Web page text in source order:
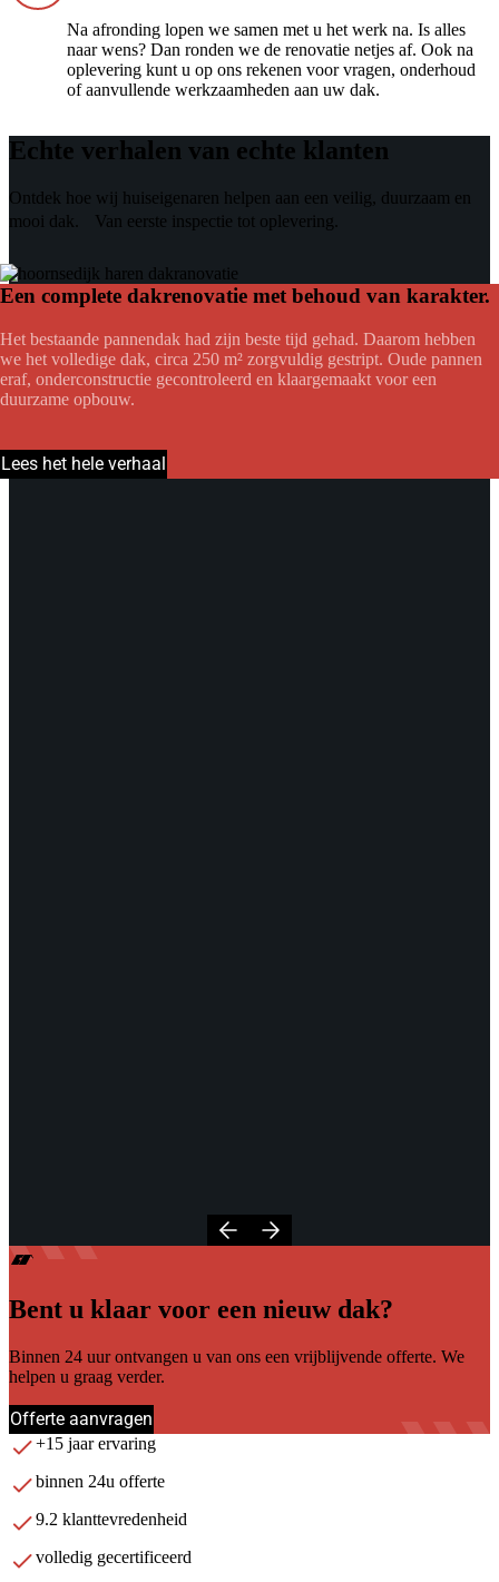
Na afronding lopen we samen met u het werk na. Is alles
naar wens? Dan ronden we de renovatie netjes af. Ook na
oplevering kunt u op ons rekenen voor vragen, onderhoud
of aanvullende werkzaamheden aan uw dak.
Echte verhalen van echte klanten
Ontdek hoe wij huiseigenaren helpen aan een veilig, duurzaam en
mooi dak. Van eerste inspectie tot oplevering.
Een complete dakrenovatie met behoud van karakter.
Het bestaande pannendak had zijn beste tijd gehad. Daarom hebben
we het volledige dak, circa 250 m² zorgvuldig gestript. Oude pannen
eraf, onderconstructie gecontroleerd en klaargemaakt voor een
duurzame opbouw.
Lees het hele verhaal
Bent u klaar voor een nieuw dak?
Binnen 24 uur ontvangen u van ons een vrijblijvende offerte. We
helpen u graag verder.
Offerte aanvragen
+15 jaar ervaring
binnen 24u offerte
9.2 klanttevredenheid
volledig gecertificeerd